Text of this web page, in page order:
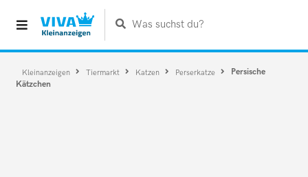
Was suchst du?
Kleinanzeigen Tiermarkt Katzen Perserkatze
Persische
Kätzchen